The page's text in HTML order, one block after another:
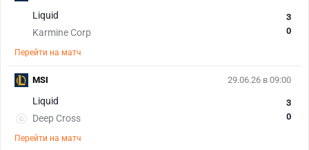
Liquid
Karmine Corp
3
0
Перейти на матч
29.06.26 в 09:00
Liquid
Deep Cross
3
0
Перейти на матч
MSI